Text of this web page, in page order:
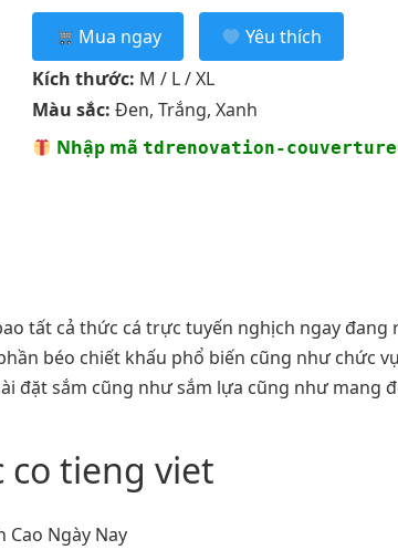
Mua ngay
Yêu thích
Kích thước: M / L / XL
Màu sắc: Đen, Trắng, Xanh
Nhập mã tdrenovation-
tất cả thức cá trực tuyến nghịch ngay đang
béo chiết khấu phổ biến cũng như chức
đặt sắm cũng như sắm lựa cũng như mang
co tieng viet